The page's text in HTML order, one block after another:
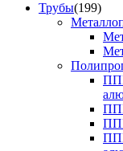
Трубы(199)